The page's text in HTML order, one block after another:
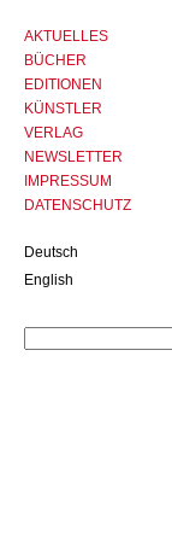
AKTUELLES
BÜCHER
EDITIONEN
KÜNSTLER
VERLAG
NEWSLETTER
IMPRESSUM
DATENSCHUTZ
Deutsch
English